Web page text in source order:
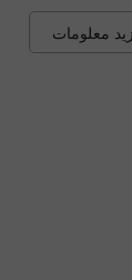
معلومات